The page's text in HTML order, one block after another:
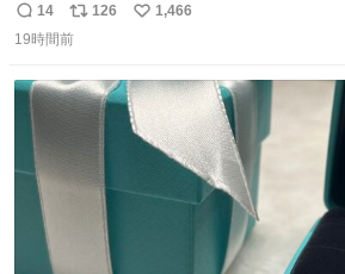
返
信
14
リ
ポ
ト
126
い
数
1,466
19時間前